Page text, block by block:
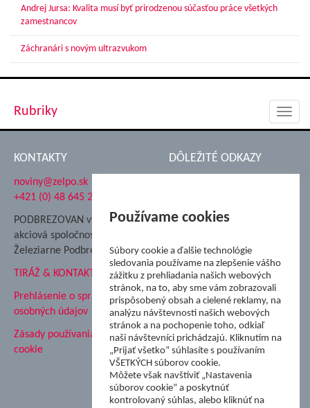
Andrej Jursa: Kvalita musí byť prirodzenou súčasťou práce všetkých
zamestnancov
Záchranári s novým ultrazvukom
Rubriky
KONTAKTY
noviny@zelpo.sk
+421 (0) 48 645 2711
PODBREZOVAN vydáva
akciová spoločnosť
Železiarne Podbrezová
TIRÁŽ & KONTAKT
Prehlásenie o spracovaní
osobných údajov
Zásady používania súborov
cookie
DÔLEŽITÉ ODKAZY
Nadácia Železiarne
ŽP Informatika s.r.o.
ŠK Železiarne Podbrezová
Tále a.s.
Používame cookies
Súbory cookie a ďalšie technológie
sledovania používame na zlepšenie vášho
zážitku z prehliadania našich webových
stránok, na to, aby sme vám zobrazovali
prispôsobený obsah a cielené reklamy, na
analýzu návštevnosti našich webových
stránok a na pochopenie toho, odkiaľ
naši návštevníci prichádzajú. Kliknutím na
„Prijať všetko” súhlasíte s používaním
VŠETKÝCH súborov cookie.
Môžete však navštíviť „Nastavenia
súborov cookie” a poskytnúť
kontrolovaný súhlas, alebo kliknúť na